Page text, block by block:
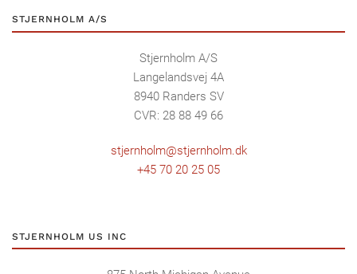
STJERNHOLM A/S
Stjernholm A/S
Langelandsvej 4A
8940 Randers SV
CVR: 28 88 49 66
stjernholm@stjernholm.dk
+45 70 20 25 05
STJERNHOLM US INC